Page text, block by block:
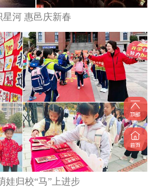
星河 惠邑庆新春
娃归校“马”上进步